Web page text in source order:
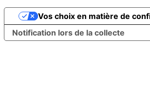
Notification lors de la collecte
Vos choix en matière de